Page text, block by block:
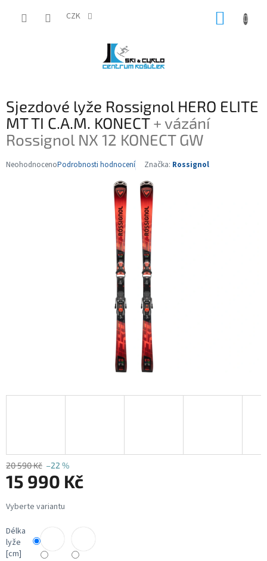
CZK
Sjezdové lyže Rossignol HERO ELITE
MT TI C.A.M. KONECT+ vázání
Rossignol NX 12 KONECT GW
Průměrné
NeohodnocenoPodrobnosti hodnocení Značka: Rossignol
20 590 Kč –22 %
15 990 Kč
Měrná
cena:
Délka
lyže
[cm]